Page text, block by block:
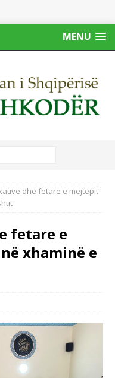
MENU
dhe fetare e mejtepit
fetare e
xhaminë e